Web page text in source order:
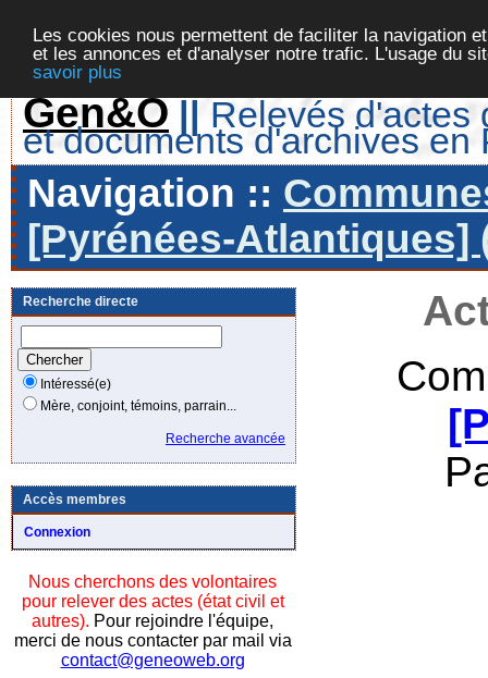
Les cookies nous permettent de faciliter la navigation
et les annonces et d'analyser notre trafic. L'usage du
savoir plus
Gen&O || Relevés d'actes
et documents d'archives en
Navigation ::
[Pyrénées-Atlantiques]
Recherche directe
Intéressé(e)
Mère, conjoint, témoins, parrain...
Recherche avancée
Accès membres
Connexion
Nous cherchons des volontaires
pour relever des actes (état civil et
autres). Pour rejoindre l'équipe,
merci de nous contacter par mail via
contact@geneoweb.org